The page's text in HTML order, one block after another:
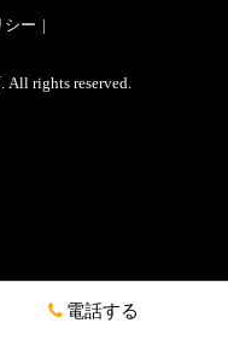
シー
rights reserved.
電話する